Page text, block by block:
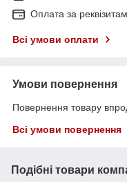
Оплата за
Всі умови оплати
Умови повернення
Повернення товару
Всі умови повернення
Подібні товари